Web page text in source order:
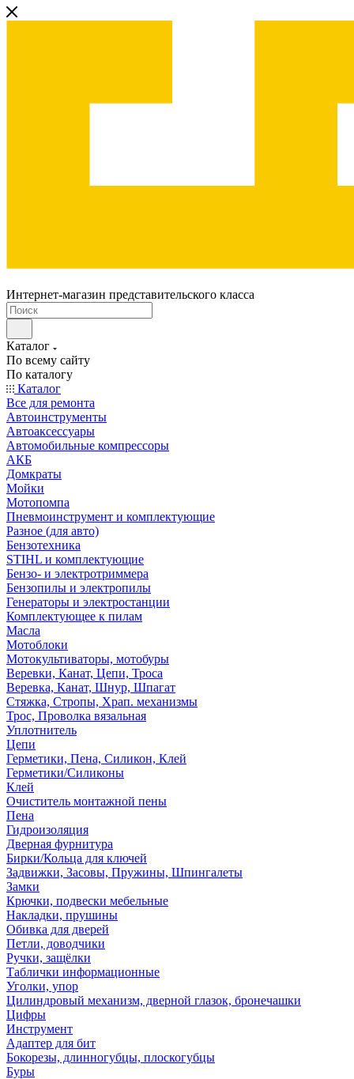
Интернет-магазин представительского класса
Каталог
По всему сайту
По каталогу
Каталог
Все для ремонта
Автоинструменты
Автоаксессуары
Автомобильные компрессоры
АКБ
Домкраты
Мойки
Мотопомпа
Пневмоинструмент и комплектующие
Разное (для авто)
Бензотехника
STIHL и комплектующие
Бензо- и электротриммера
Бензопилы и электропилы
Генераторы и электростанции
Комплектующее к пилам
Масла
Мотоблоки
Мотокультиваторы, мотобуры
Веревки, Канат, Цепи, Троса
Веревка, Канат, Шнур, Шпагат
Стяжка, Стропы, Храп. механизмы
Трос, Проволка вязальная
Уплотнитель
Цепи
Герметики, Пена, Силикон, Клей
Герметики/Силиконы
Клей
Очиститель монтажной пены
Пена
Гидроизоляция
Дверная фурнитура
Бирки/Кольца для ключей
Задвижки, Засовы, Пружины, Шпингалеты
Замки
Крючки, подвески мебельные
Накладки, прушины
Обивка для дверей
Петли, доводчики
Ручки, защёлки
Таблички информационные
Уголки, упор
Цилиндровый механизм, дверной глазок, бронечашки
Цифры
Инструмент
Адаптер для бит
Бокорезы, длинногубцы, плоскогубцы
Буры